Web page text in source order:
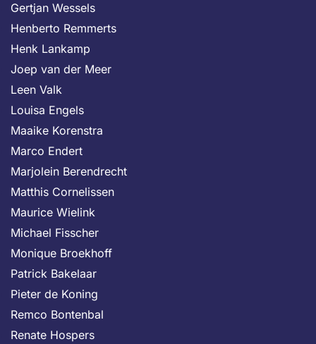
Gertjan Wessels
Henberto Remmerts
Henk Lankamp
Joep van der Meer
Leen Valk
Louisa Engels
Maaike Korenstra
Marco Endert
Marjolein Berendrecht
Matthis Cornelissen
Maurice Wielink
Michael Fisscher
Monique Broekhoff
Patrick Bakelaar
Pieter de Koning
Remco Bontenbal
Renate Hospers